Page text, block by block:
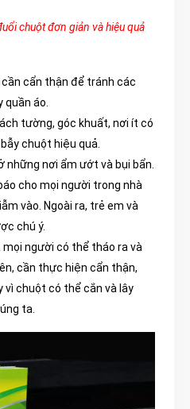
chuột đơn giản và hiệu quả
cẩn thận để tránh các
quần áo.
tường, góc khuất, nơi ít có
chuột hiệu quả.
những nơi ẩm ướt và bụi bẩn.
cho mọi người trong nhà
vào. Ngoài ra, trẻ em và
chú ý.
người có thể tháo ra và
cần thực hiện cẩn thận,
vì chuột có thể cắn và lây
ta.